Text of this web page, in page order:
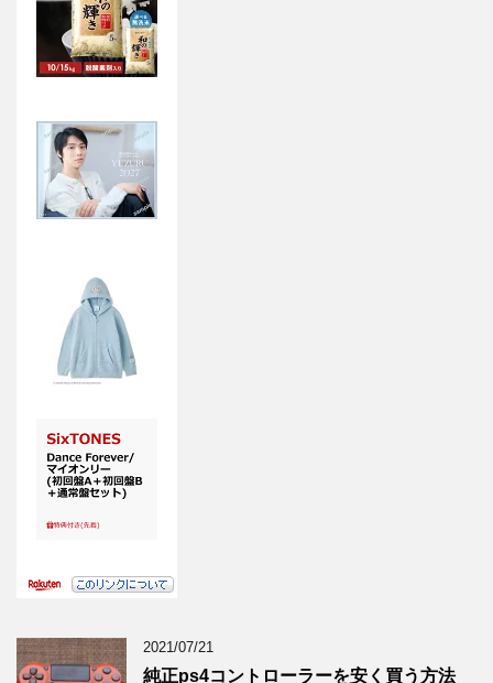
2021/07/21
純正ps4コントローラーを安く買う方法